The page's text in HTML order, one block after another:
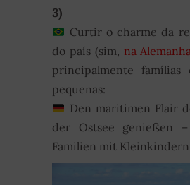
3)
Curtir o charme da
do país (sim, na
principalmente famílias
pequenas:
Den maritimen Flair
der Ostsee genießen
Familien mit